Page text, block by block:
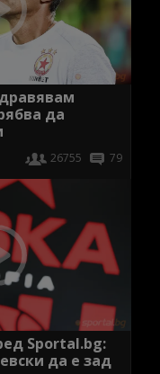
да
26755 79
Sportal.bg:
да е зад